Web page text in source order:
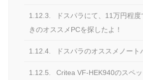
1.12.3.
ドスパラにて、11万円程
きのオススメPCを探したよ！
1.12.4. ドスパラのオススメノート
1.12.5. Critea VF-HEK940のスペ